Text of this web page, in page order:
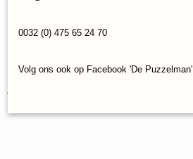
€ 12,95
0032 (0) 475 65 24 70
Volg ons ook op Facebook 'De Puzzelman'